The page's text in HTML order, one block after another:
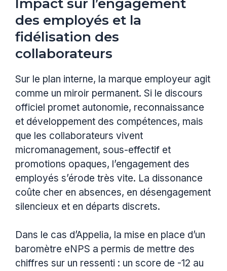
Impact sur l’engagement
des employés et la
fidélisation des
collaborateurs
Sur le plan interne, la marque employeur agit
comme un miroir permanent. Si le discours
officiel promet autonomie, reconnaissance
et développement des compétences, mais
que les collaborateurs vivent
micromanagement, sous-effectif et
promotions opaques, l’engagement des
employés s’érode très vite. La dissonance
coûte cher en absences, en désengagement
silencieux et en départs discrets.
Dans le cas d’Appelia, la mise en place d’un
baromètre eNPS a permis de mettre des
chiffres sur un ressenti : un score de -12 au